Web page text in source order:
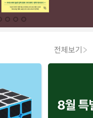
전체보기